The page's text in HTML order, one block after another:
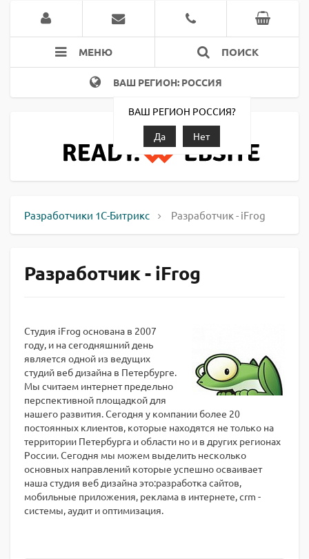
МЕНЮ ПОИСК
ВАШ РЕГИОН: РОССИЯ
ВАШ РЕГИОН РОССИЯ?
Да
Нет
Разработчики 1С-Битрикс Разработчик - iFrog
Разработчик - iFrog
Студия iFrog основана в 2007
году, и на сегодняшний день
является одной из ведущих
студий веб дизайна в Петербурге.
Мы считаем интернет предельно
перспективной площадкой для
нашего развития. Сегодня у компании более 20
постоянных клиентов, которые находятся не только на
территории Петербурга и области но и в других регионах
России. Сегодня мы можем выделить несколько
основных направлений которые успешно осваивает
наша студия веб дизайна это:разработка сайтов,
мобильные приложения, реклама в интернете, crm -
системы, аудит и оптимизация.